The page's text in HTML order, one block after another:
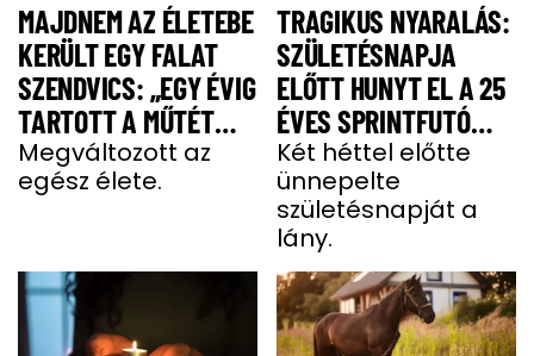
MAJDNEM AZ ÉLETEBE
KERÜLT EGY FALAT
SZENDVICS: „EGY ÉVIG
TARTOTT A MŰTÉT
UTÁNI FELÉPÜLÉS”
Megváltozott az
egész élete.
TRAGIKUS NYARALÁS:
SZÜLETÉSNAPJA
ELŐTT HUNYT EL A 25
ÉVES SPRINTFUTÓ
LÁNY
Két héttel előtte
ünnepelte
születésnapját a
lány.